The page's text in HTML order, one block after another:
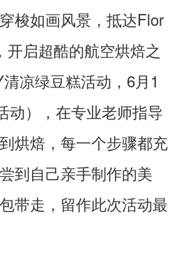
梭如画风景，抵达Flor
开启超酷的航空烘焙之
凉绿豆糕活动，6月1
动），在专业老师指导
烘焙，每一个步骤都充
到自己亲手制作的美
带走，留作此次活动最